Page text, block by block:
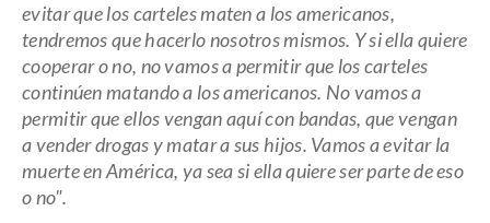
evitar que los carteles maten a los americanos,
tendremos que hacerlo nosotros mismos. Y si ella quiere
cooperar o no, no vamos a permitir que los carteles
continúen matando a los americanos. No vamos a
permitir que ellos vengan aquí con bandas, que vengan
a vender drogas y matar a sus hijos. Vamos a evitar la
muerte en América, ya sea si ella quiere ser parte de eso
o no".